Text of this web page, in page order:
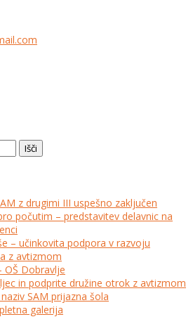
z drugimi III uspešno zaključen
počutim – predstavitev delavnic na
– učinkovita podpora v razvoju
z avtizmom
OŠ Dobravlje
in podprite družine otrok z avtizmom
SAM prijazna šola
galerija